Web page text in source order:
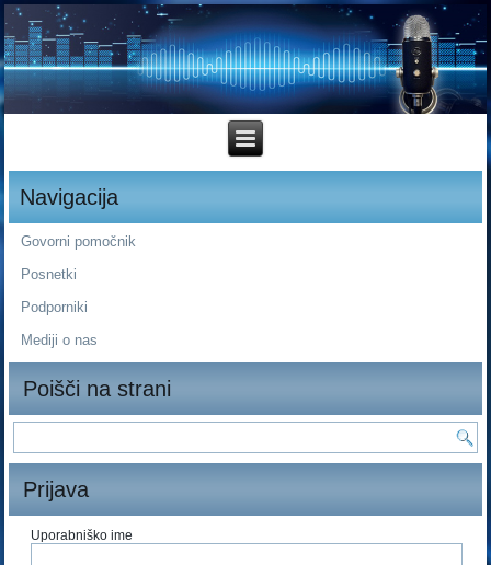
Navigacija
Govorni pomočnik
Posnetki
Podporniki
Mediji o nas
Poišči na strani
Prijava
Uporabniško ime